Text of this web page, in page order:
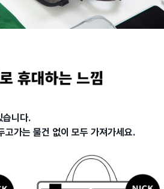
습니다.
고가는 물건 없이 모두 가져가세요.